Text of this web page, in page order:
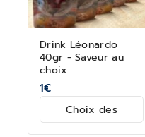
Drink Léonardo
40gr - Saveur au
choix
1€
Choix des